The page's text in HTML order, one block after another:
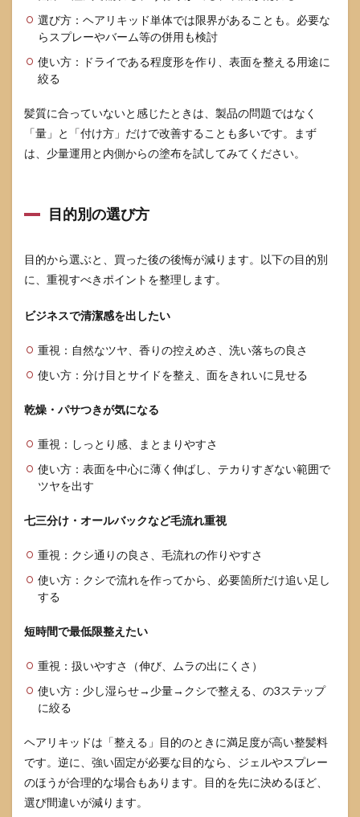
選び方：ヘアリキッド単体では限界があることも。必要な
らスプレーやバーム等の併用も検討
使い方：ドライである程度形を作り、表面を整える用途に
絞る
髪質に合っていないと感じたときは、製品の問題ではなく
「量」と「付け方」だけで改善することも多いです。まず
は、少量運用と内側からの塗布を試してみてください。
目的別の選び方
目的から選ぶと、買った後の後悔が減ります。以下の目的別
に、重視すべきポイントを整理します。
ビジネスで清潔感を出したい
重視：自然なツヤ、香りの控えめさ、洗い落ちの良さ
使い方：分け目とサイドを整え、面をきれいに見せる
乾燥・パサつきが気になる
重視：しっとり感、まとまりやすさ
使い方：表面を中心に薄く伸ばし、テカりすぎない範囲で
ツヤを出す
七三分け・オールバックなど毛流れ重視
重視：クシ通りの良さ、毛流れの作りやすさ
使い方：クシで流れを作ってから、必要箇所だけ追い足し
する
短時間で最低限整えたい
重視：扱いやすさ（伸び、ムラの出にくさ）
使い方：少し湿らせ→少量→クシで整える、の3ステップ
に絞る
ヘアリキッドは「整える」目的のときに満足度が高い整髪料
です。逆に、強い固定が必要な目的なら、ジェルやスプレー
のほうが合理的な場合もあります。目的を先に決めるほど、
選び間違いが減ります。